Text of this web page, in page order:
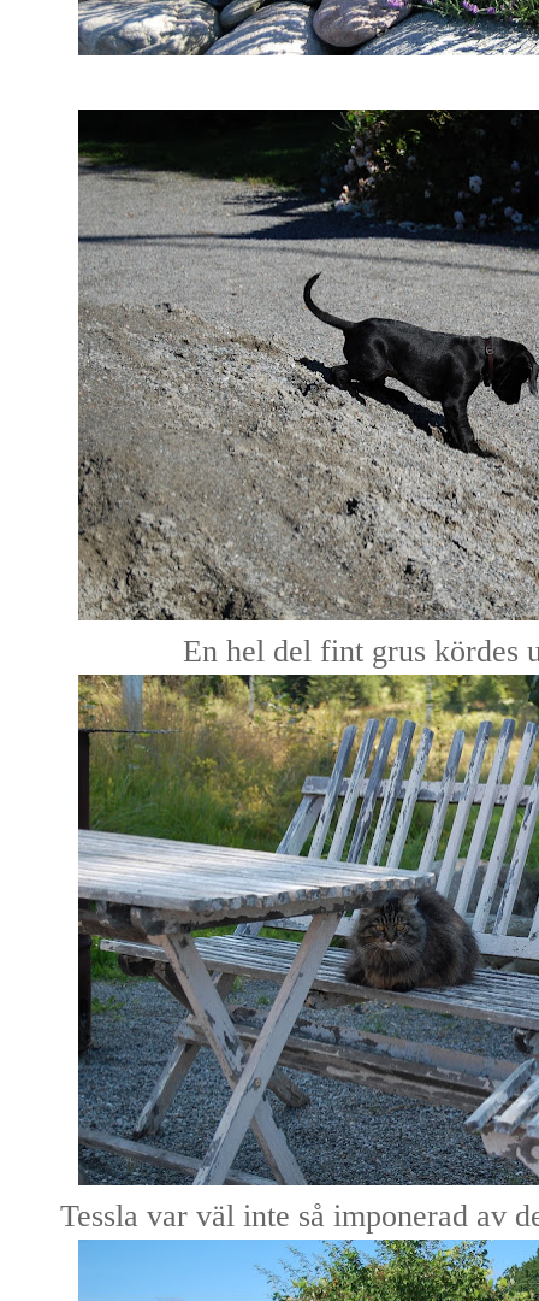
En hel del fint grus kördes
Tessla var väl inte så imponerad av